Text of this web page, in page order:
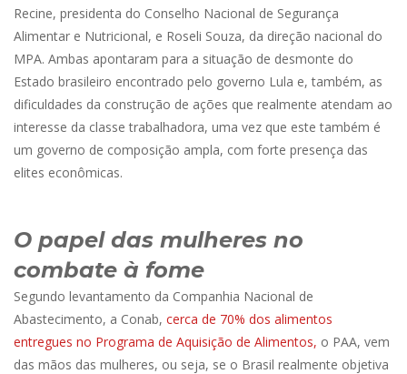
Recine, presidenta do Conselho Nacional de Segurança
Alimentar e Nutricional, e Roseli Souza, da direção nacional do
MPA. Ambas apontaram para a situação de desmonte do
Estado brasileiro encontrado pelo governo Lula e, também, as
dificuldades da construção de ações que realmente atendam ao
interesse da classe trabalhadora, uma vez que este também é
um governo de composição ampla, com forte presença das
elites econômicas.
O papel das mulheres no
combate à fome
Segundo levantamento da Companhia Nacional de
Abastecimento, a Conab, cerca de 70% dos alimentos
entregues no Programa de Aquisição de Alimentos, o PAA, vem
das mãos das mulheres, ou seja, se o Brasil realmente objetiva